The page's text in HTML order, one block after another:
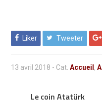
Liker Tweeter
13 avril 2018 - Cat.Accueil ,
Le coin Atatürk